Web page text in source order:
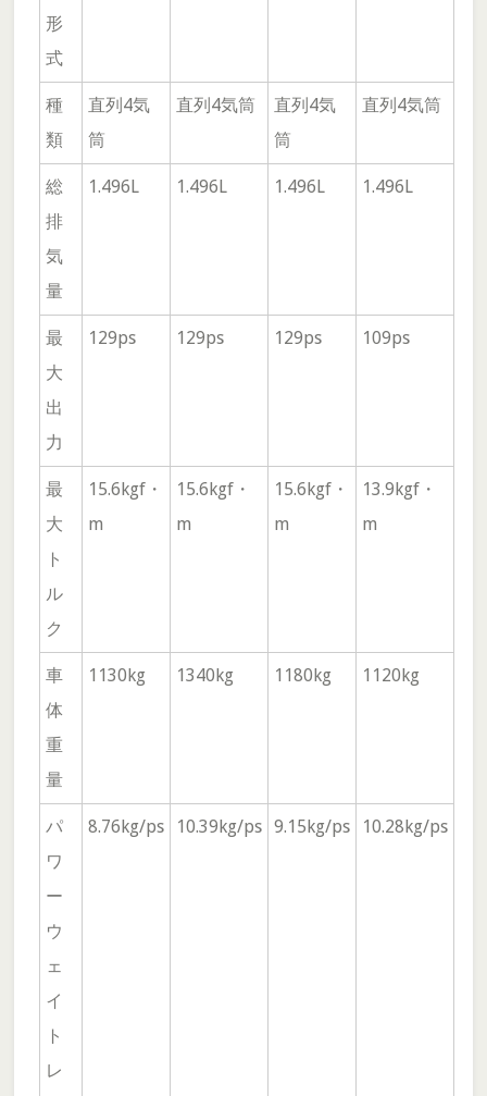
形
式
種
類
直列4気
筒
直列4気筒
直列4気
筒
直列4気筒
総
排
気
量
1.496L 1.496L 1.496L 1.496L
最
大
出
力
129ps 129ps 129ps 109ps
最
大
ト
ル
ク
15.6kgf・
m
15.6kgf・
m
15.6kgf・
m
13.9kgf・
m
車
体
重
量
1130kg 1340kg 1180kg 1120kg
パ
ワ
ー
ウ
ェ
イ
ト
レ
8.76kg/ps 10.39kg/ps 9.15kg/ps 10.28kg/ps